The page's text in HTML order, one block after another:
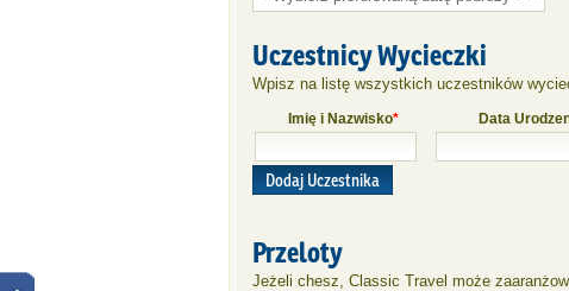
Uczestnicy Wycieczki
Wpisz na listę wszystkich uczestników
Imię i Nazwisko* Data
Dodaj Uczestnika
Przeloty
Jeżeli chesz, Classic Travel może